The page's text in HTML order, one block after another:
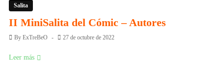
Salita
II MiniSalita del Cómic – Autores
By ExTreBeO 27 de octubre de 2022
Leer más